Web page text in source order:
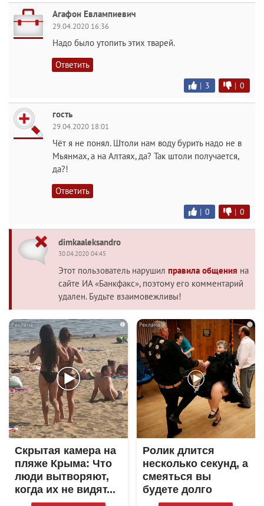
Агафон Евлампиевич
29.04.2020 16:36
Надо было утопить этих тварей.
Ответить
| 3 | 0
гость
29.04.2020 18:01
Чёт я не понял. Штоли нам воду бурить надо не в
Мьянмах, а на Алтаях, да? Так штоли получается,
да?!
Ответить
| 0 | 0
dimkaaleksandro
30.04.2020 04:45
Этот пользователь нарушил правила общения на
сайте ИА «Банкфакс», поэтому его комментарий
удален. Будьте взаимовежливы!
i
Скрытая камера на
пляже Крыма: Что
люди вытворяют,
когда их не видят...
i
Ролик длится
несколько секунд, а
смеяться вы
будете долго